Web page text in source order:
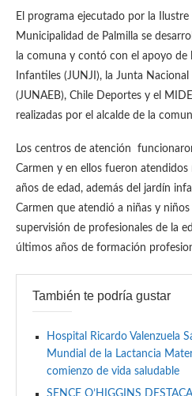
El programa ejecutado por la Ilustre
Municipalidad de Palmilla se
la comuna y contó con el apoyo de
Infantiles (JUNJI), la Junta
(JUNAEB), Chile Deportes y el
realizadas por el alcalde de la
Los centros de atención
Carmen y en ellos fueron
años de edad, además del jardín
Carmen que atendió a niñas y
supervisión de profesionales de la
últimos años de formación
También te podría gustar
Hospital Ricardo Valenzuela
Mundial de la Lactancia
comienzo de vida saludable
SENCE O’HIGGINS